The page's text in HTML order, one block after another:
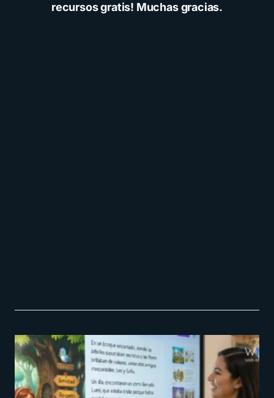
recursos gratis! Muchas gracias.